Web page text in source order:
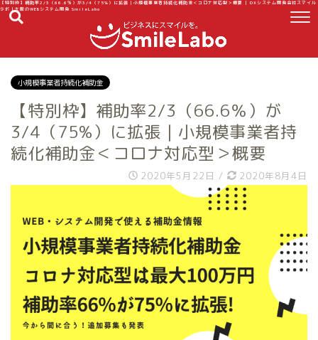
【特別枠】補助率2/3（66.6％）が3/4（75%）に拡張｜小規模事業者持続化補助金＜コロナ対応型＞概要 | DXシステム開発会社スマイル
ラボ｜大阪のWEBシステム開発 SmileLabo
小規模事業者持続化補助金
【特別枠】補助率2/3（66.6％）が
3/4（75%）に拡張｜小規模事業者持
続化補助金＜コロナ対応型＞概要
2020年5月22日 / 2020年8月4日